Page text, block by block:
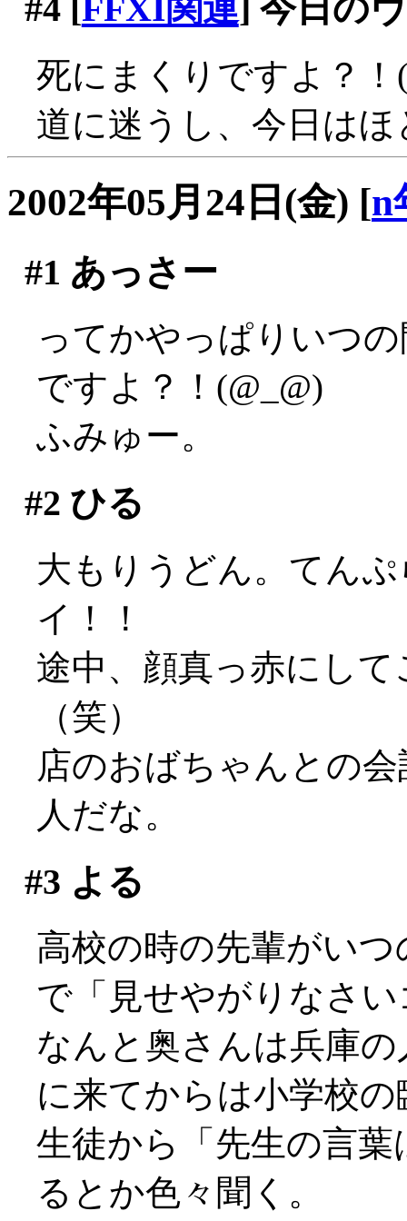
#4[ FFXI関連] 今日の
死にまくりですよ？！
道に迷うし、今日は
2002年05月24日(金) [n
#1 あっさー
ってかやっぱりいつ
ですよ？！(@_@)
ふみゅー。
#2 ひる
大もりうどん。てん
イ！！
途中、顔真っ赤にし
（笑）
店のおばちゃんとの
人だな。
#3 よる
高校の時の先輩がい
で「見せやがりなさ
なんと奥さんは兵庫
に来てからは小学校
生徒から「先生の言
るとか色々聞く。